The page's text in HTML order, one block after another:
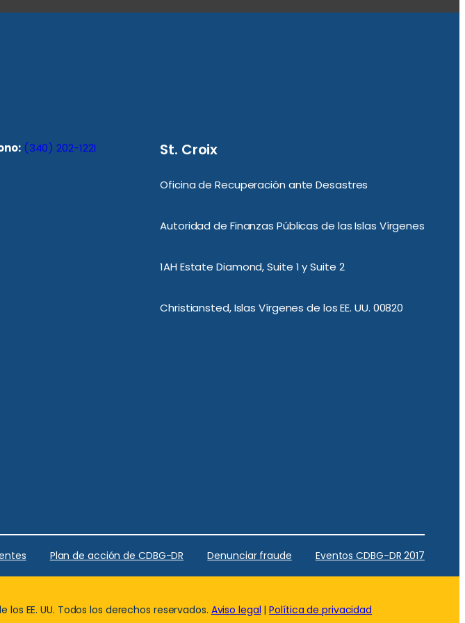
(340) 202-1221 St. Croix
Oficina de Recuperación ante Desastres
Autoridad de Finanzas Públicas de las Islas Vírgenes
1AH Estate Diamond, Suite 1 y Suite 2
Christiansted, Islas Vírgenes de los EE. UU. 00820
Plan de acción de CDBG-DR Denunciar fraude Eventos CDBG-DR 2017
EE. UU. Todos los derechos reservados. Aviso legal |Política de privacidad